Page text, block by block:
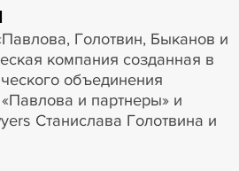
Голотвин, Быканов и
компания созданная в
объединения
и партнеры» и
Станислава Голотвина и